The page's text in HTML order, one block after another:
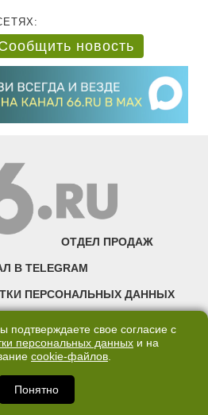
новость
ОТДЕЛ ПРОДАЖ
В TELEGRAM
ПЕРСОНАЛЬНЫХ ДАННЫХ
сообщение, доведение до всеобщего
издание «Современный портал
Федеральной службой по
технологий и массовых коммуникаций
подтверждаете свое согласие с
персональных данных и на
cookie-файлов.
Понятно